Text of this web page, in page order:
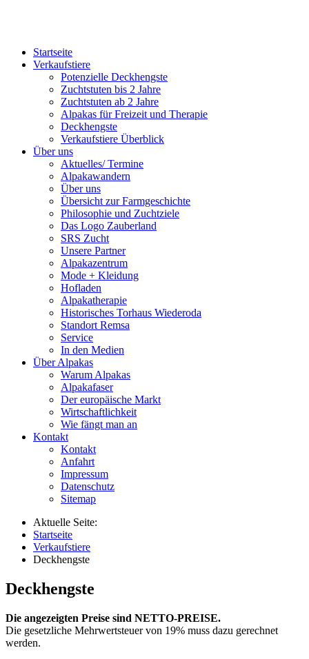
Startseite
Verkaufstiere
Po­ten­zi­elle Deckhengste
Zuchtstuten bis 2 Jahre
Zuchtstuten ab 2 Jahre
Alpakas für Freizeit und Therapie
Deckhengste
Verkaufstiere Überblick
Über uns
Aktuelles/ Termine
Alpakawandern
Über uns
Übersicht zur Farmgeschichte
Philosophie und Zuchtziele
Das Logo Zauberland
SRS Zucht
Unsere Partner
Alpakazentrum
Mode + Kleidung
Hofladen
Alpakatherapie
Historisches Torhaus Wiederoda
Standort Remsa
Service
In den Medien
Über Alpakas
Warum Alpakas
Alpakafaser
Der europäische Markt
Wirtschaftlichkeit
Wie fängt man an
Kontakt
Kontakt
Anfahrt
Impressum
Datenschutz
Sitemap
Aktuelle Seite:
Startseite
Verkaufstiere
Deckhengste
Deckhengste
Die angezeigten Preise sind NETTO-PREISE.
Die gesetzliche Mehrwertsteuer von 19% muss dazu gerechnet
werden.